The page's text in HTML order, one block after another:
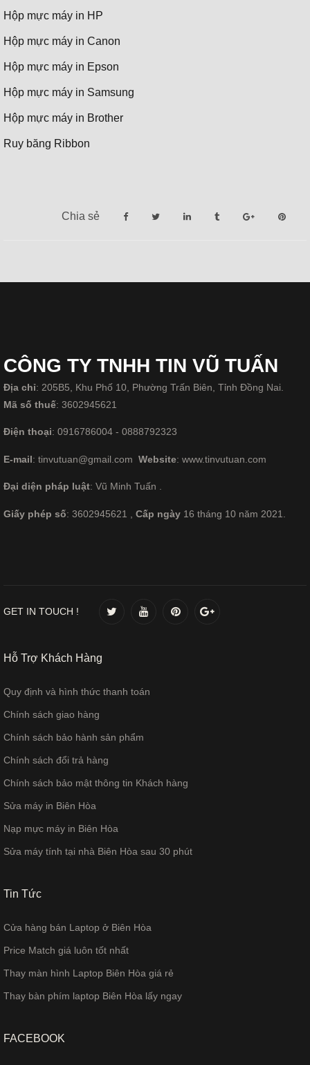
Hộp mực máy in HP
Hộp mực máy in Canon
Hộp mực máy in Epson
Hộp mực máy in Samsung
Hộp mực máy in Brother
Ruy băng Ribbon
Chia sẻ
CÔNG TY TNHH TIN VŨ TUẤN
Địa chỉ: 205B5, Khu Phố 10, Phường Trấn Biên, Tỉnh Đồng Nai.
Mã số thuế: 3602945621
Điện thoại: 0916786004 - 0888792323
E-mail: tinvutuan@gmail.com Website: www.tinvutuan.com
Đại diện pháp luật: Vũ Minh Tuấn .
Giấy phép số: 3602945621 , Cấp ngày 16 tháng 10 năm 2021.
GET IN TOUCH !
Hỗ Trợ Khách Hàng
Quy định và hình thức thanh toán
Chính sách giao hàng
Chính sách bảo hành sản phẩm
Chính sách đổi trả hàng
Chính sách bảo mật thông tin Khách hàng
Sửa máy in Biên Hòa
Nạp mực máy in Biên Hòa
Sửa máy tính tại nhà Biên Hòa sau 30 phút
Tin Tức
Cửa hàng bán Laptop ở Biên Hòa
Price Match giá luôn tốt nhất
Thay màn hình Laptop Biên Hòa giá rẻ
Thay bàn phím laptop Biên Hòa lấy ngay
FACEBOOK